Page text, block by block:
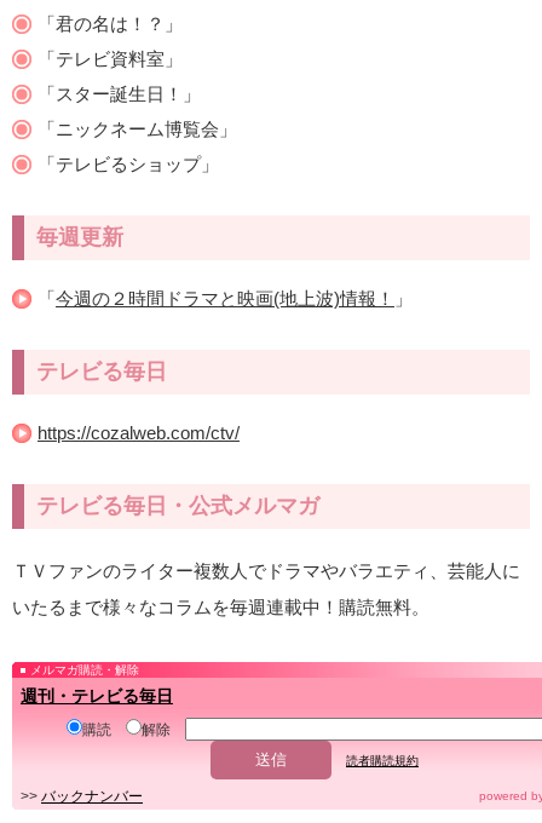
「君の名は！？」
「テレビ資料室」
「スター誕生日！」
「ニックネーム博覧会」
「テレビるショップ」
毎週更新
「今週の２時間ドラマと映画(地上波)情報！ 」
テレビる毎日
https://cozalweb.com/ctv/
テレビる毎日・公式メルマガ
ＴＶファンのライター複数人でドラマやバラエティ、芸能人に
いたるまで様々なコラムを毎週連載中！購読無料。
メルマガ購読・解除
週刊・テレビる毎日
購読 解除
読者購読規約
>> バックナンバー powered